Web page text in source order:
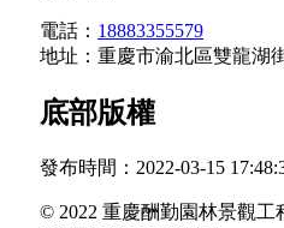
電話： 18883355579
地址：重慶市渝北區雙龍湖
底部版權
發布時間： 2022-03-15
© 2022 重慶酬勤園林景觀工